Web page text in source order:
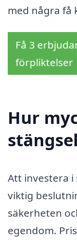
med några få
Få 3
förpliktelser
Hur
Att investera i
viktig
säkerheten
egendom.